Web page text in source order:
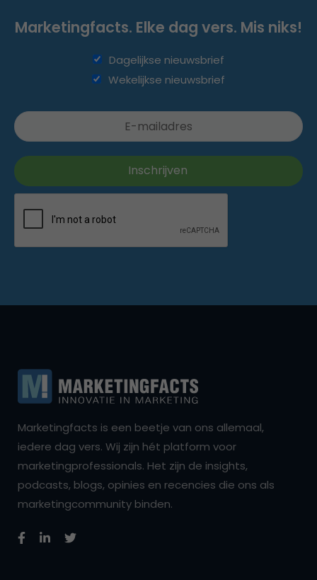
Marketingfacts. Elke dag vers. Mis niks!
Dagelijkse nieuwsbrief
Wekelijkse nieuwsbrief
Marketingfacts is een beetje van ons allemaal,
iedere dag vers. Wij zijn hét platform voor
marketingprofessionals. Het zijn de insights,
podcasts, blogs, opinies en recencies die ons als
marketingcommunity binden.